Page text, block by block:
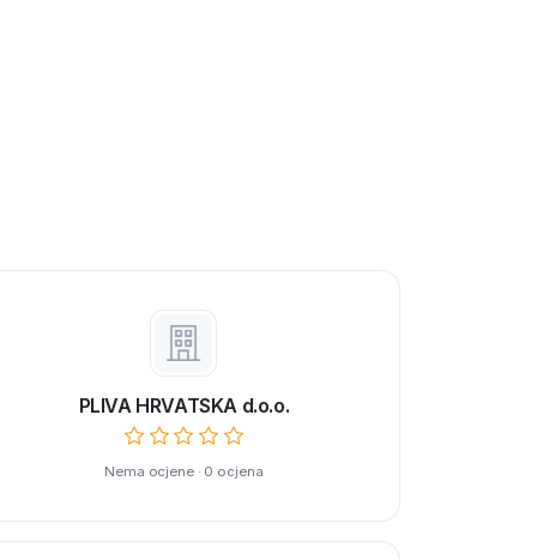
PLIVA HRVATSKA d.o.o.
Nema ocjene · 0 ocjena